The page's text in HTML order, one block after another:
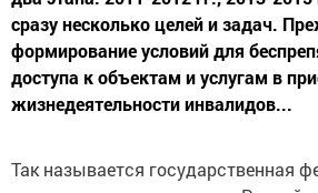
сразу несколько целей и задач.
формирование условий для
доступа к объектам и услугам в
жизнедеятельности инвалидов...
Так называется государственная